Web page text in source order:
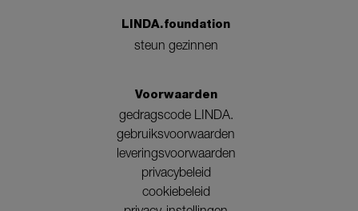
LINDA.foundation
steun gezinnen
Voorwaarden
gedragscode LINDA.
gebruiksvoorwaarden
leveringsvoorwaarden
privacybeleid
cookiebeleid